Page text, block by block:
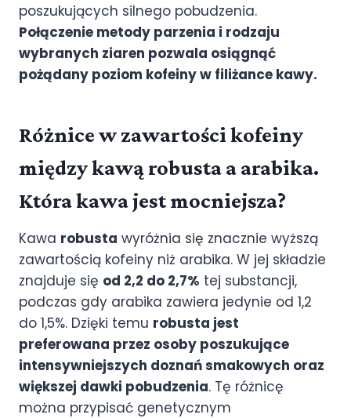
poszukujących silnego pobudzenia.
Połączenie metody parzenia i rodzaju
wybranych ziaren pozwala osiągnąć
pożądany poziom kofeiny w filiżance kawy.
Różnice w zawartości kofeiny
między kawą robusta a arabika.
Która kawa jest mocniejsza?
Kawa robusta wyróżnia się znacznie wyższą
zawartością kofeiny niż arabika. W jej składzie
znajduje się od 2,2 do 2,7% tej substancji,
podczas gdy arabika zawiera jedynie od 1,2
do 1,5%. Dzięki temu robusta jest
preferowana przez osoby poszukujące
intensywniejszych doznań smakowych oraz
większej dawki pobudzenia. Tę różnicę
można przypisać genetycznym